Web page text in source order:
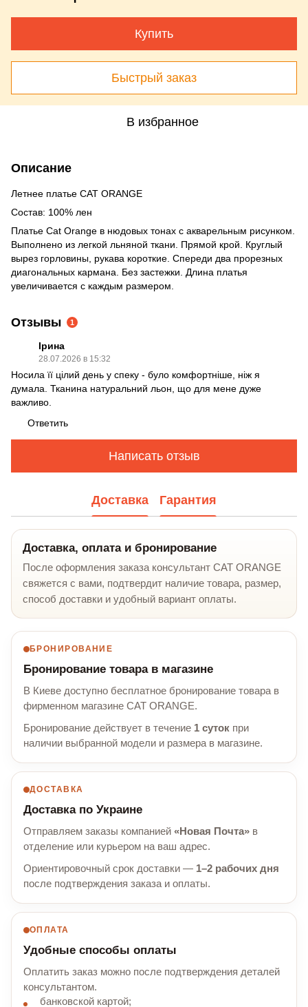
Купить
Быстрый заказ
В избранное
Описание
Летнее платье CAT ORANGE
Состав: 100% лен
Платье Cat Orange в нюдовых тонах с акварельным рисунком.
Выполнено из легкой льняной ткани. Прямой крой. Круглый
вырез горловины, рукава короткие. Спереди два прорезных
диагональных кармана. Без застежки. Длина платья
увеличивается с каждым размером.
Отзывы 1
Ірина
28.07.2026 в 15:32
Носила її цілий день у спеку - було комфортніше, ніж я
думала. Тканина натуральний льон, що для мене дуже
важливо.
Ответить
Написать отзыв
Доставка Гарантия
Доставка, оплата и бронирование
После оформления заказа консультант CAT ORANGE
свяжется с вами, подтвердит наличие товара, размер,
способ доставки и удобный вариант оплаты.
БРОНИРОВАНИЕ
Бронирование товара в магазине
В Киеве доступно бесплатное бронирование товара в
фирменном магазине CAT ORANGE.
Бронирование действует в течение 1 суток при
наличии выбранной модели и размера в магазине.
ДОСТАВКА
Доставка по Украине
Отправляем заказы компанией «Новая Почта» в
отделение или курьером на ваш адрес.
Ориентировочный срок доставки — 1–2 рабочих дня
после подтверждения заказа и оплаты.
ОПЛАТА
Удобные способы оплаты
Оплатить заказ можно после подтверждения деталей
консультантом.
банковской картой;